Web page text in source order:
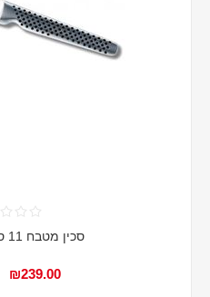
סכין מטבח 11 ס"מ GLOBAL
₪239.00